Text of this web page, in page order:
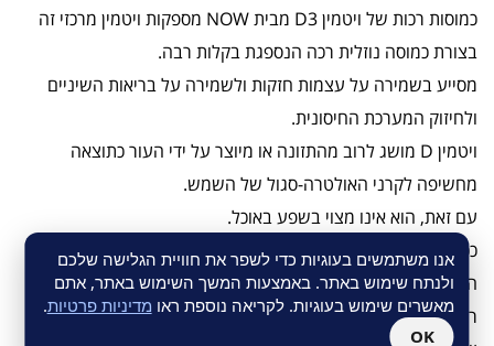
כמוסות רכות של ויטמין D3 מבית NOW‎ מספקות ויטמין מרכזי זה
בצורת כמוסה נוזלית רכה הנספגת בקלות רבה.
מסייע בשמירה על עצמות חזקות ולשמירה על בריאות השיניים
ולחיזוק המערכת החיסונית.
ויטמין D מושג לרוב מהתזונה או מיוצר על ידי העור כתוצאה
מחשיפה לקרני האולטרה-סגול של השמש.
עם זאת, הוא אינו מצוי בשפע באוכל.
הופכים אף יותר נחוצים כדי להבטיח שגופכם יקבל אספקה הולמת.
רכיבים אחרים
אנו משתמשים בעוגיות כדי לשפר את חוויית הגלישה שלכם
ולנתח שימוש באתר. באמצעות המשך השימוש באתר, אתם
מאשרים שימוש בעוגיות. לקריאה נוספת ראו מדיניות פרטיות.
OK